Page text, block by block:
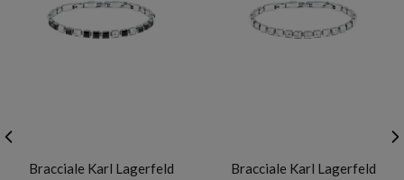
Bracciale Karl Lagerfeld
Bracciale Karl Lagerfeld